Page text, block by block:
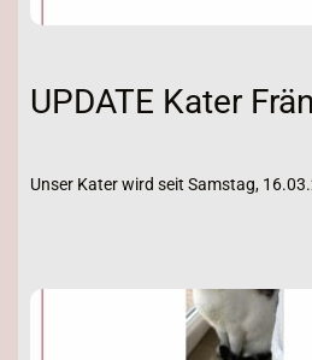
UPDATE Kater
Unser Kater wird seit Samstag,